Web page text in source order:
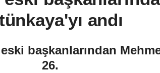
andı
başkanlarından
26.